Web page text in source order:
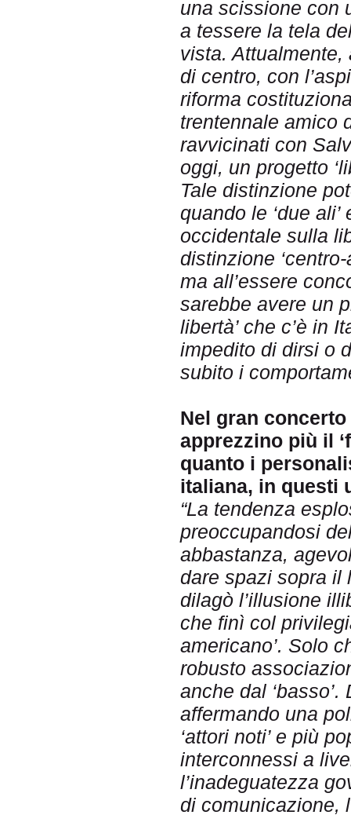
una scissione con
a tessere la tela
vista. Attualmente,
di centro, con
riforma
trentennale amico
ravvicinati con
oggi, un progetto
Tale distinzione
quando le ‘due
occidentale sulla
distinzione
ma all’essere
sarebbe avere un
libertà’ che c’è in
impedito di dirsi o
subito i
Nel gran
apprezzino più il
quanto i
italiana, in questi
“La tendenza
preoccupandosi
abbastanza,
dare spazi sopra il
dilagò l’illusione
che finì col
americano’. Solo
robusto
anche dal
affermando una
‘attori noti’ e più
interconnessi a
l’inadeguatezza
di comunicazione,